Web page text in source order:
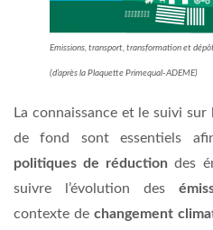
Emissions, transport, transformation et
(d’après la Plaquette Primequal-ADEME)
La connaissance et le suivi
de fond sont essentiels
politiques de réductiondes
suivre l’évolution des
contexte de changement